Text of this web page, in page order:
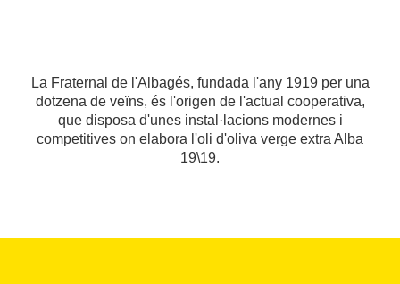
La Fraternal de l'Albagés, fundada l'any 1919 per una
dotzena de veïns, és l'origen de l'actual cooperativa,
que disposa d'unes instal·lacions modernes i
competitives on elabora l'oli d'oliva verge extra Alba
19\19.